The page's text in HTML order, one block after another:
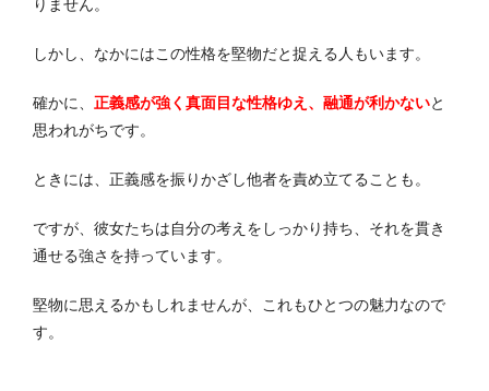
りません。
しかし、なかにはこの性格を堅物だと捉える人もいます。
確かに、 正義感が強く真面目な性格ゆえ、融通が利かないと
思われがちです。
ときには、正義感を振りかざし他者を責め立てることも。
ですが、彼女たちは自分の考えをしっかり持ち、それを貫き
通せる強さを持っています。
堅物に思えるかもしれませんが、これもひとつの魅力なので
す。